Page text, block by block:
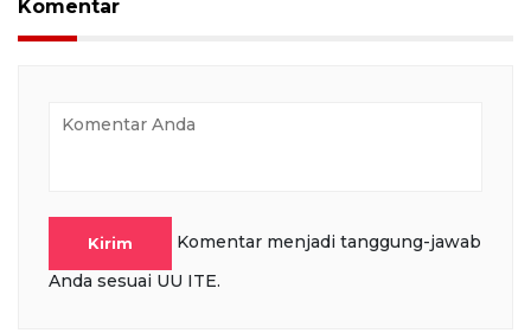
Komentar
Kirim
Komentar menjadi tanggung-jawab
Anda sesuai UU ITE.